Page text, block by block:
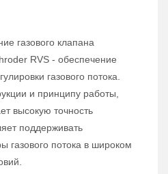
газового клапана
RVS - обеспечение
газового потока.
и принципу работы,
высокую точность
поддерживать
газового потока в широком